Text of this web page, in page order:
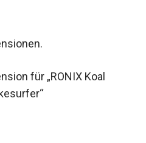
für „RONIX Koal